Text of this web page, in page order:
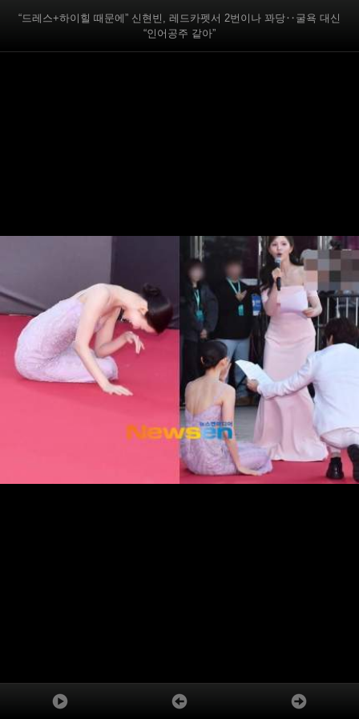
“드레스+하이힐 때문에” 신현빈, 레드카펫서 2번이나 꽈당‥굴욕 대신
“인어공주 같아”